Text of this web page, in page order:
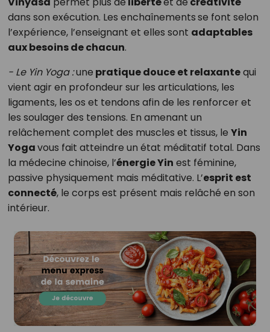
dans son exécution. Les enchaînementsse font selon
l’expérience, l’enseignant et elles sont adaptables
aux besoins de chacun.
- Le Yin Yoga :une pratique douce et relaxantequi
vient agir en profondeur sur les articulations, les
ligaments, les os et tendons afin de les renforcer et
les soulager des tensions. En amenant un
relâchement complet des muscles et tissus, le Yin
Yogavous fait atteindre un état méditatif total. Dans
la médecine chinoise, l’énergie Yin est féminine,
passive physiquement mais méditative. L’esprit est
connecté, le corps est présent mais relâché en son
intérieur.